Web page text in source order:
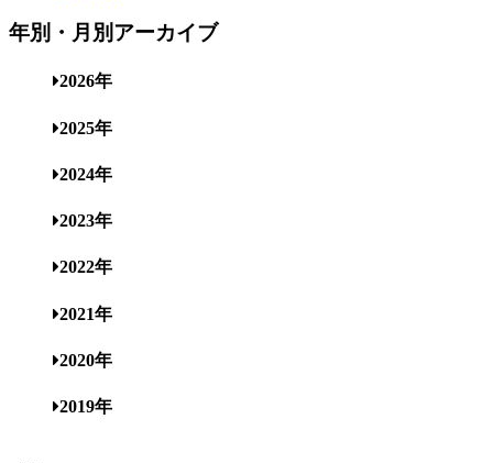
年別・月別アーカイブ
2026年
2025年
2024年
2023年
2022年
2021年
2020年
2019年